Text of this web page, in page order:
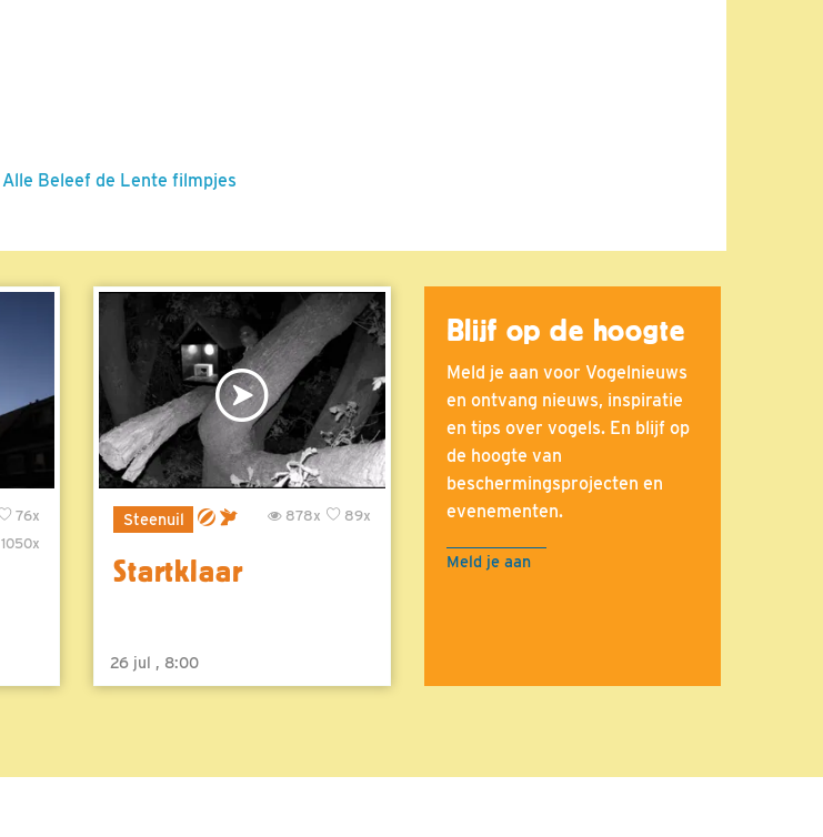
Alle Beleef de Lente filmpjes
76x
1050x
Steenuil 89x
878x
Startklaar
26 jul , 8:00
Blijf op de hoogte
Meld je aan voor Vogelnieuws
en ontvang nieuws, inspiratie
en tips over vogels. En blijf op
de hoogte van
beschermingsprojecten en
evenementen.
Meld je aan